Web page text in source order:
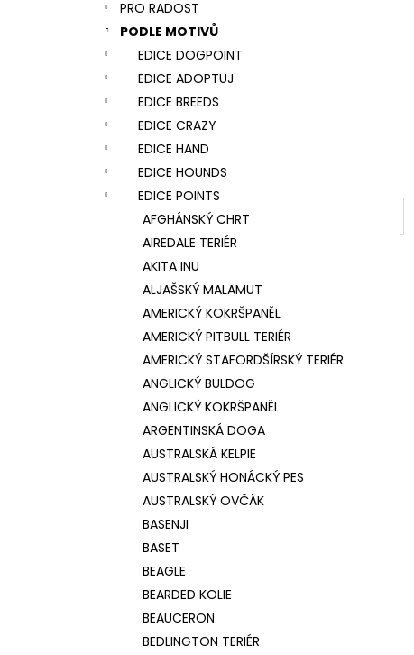
PRO RADOST
PODLE MOTIVŮ
EDICE DOGPOINT
EDICE ADOPTUJ
EDICE BREEDS
EDICE CRAZY
EDICE HAND
EDICE HOUNDS
EDICE POINTS
AFGHÁNSKÝ CHRT
AIREDALE TERIÉR
AKITA INU
ALJAŠSKÝ MALAMUT
AMERICKÝ KOKRŠPANĚL
AMERICKÝ PITBULL TERIÉR
AMERICKÝ STAFORDŠÍRSKÝ TERIÉR
ANGLICKÝ BULDOG
ANGLICKÝ KOKRŠPANĚL
ARGENTINSKÁ DOGA
AUSTRALSKÁ KELPIE
AUSTRALSKÝ HONÁCKÝ PES
AUSTRALSKÝ OVČÁK
BASENJI
BASET
BEAGLE
BEARDED KOLIE
BEAUCERON
BEDLINGTON TERIÉR
NÁRAMEK TLAPKA - ČERNÁ
159 Kč